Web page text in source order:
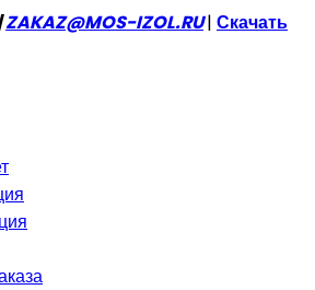
ZAKAZ@MOS-IZOL.RU| Скачать